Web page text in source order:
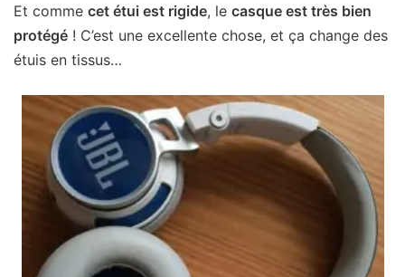
Et comme cet étui est rigide, le casque est très bien
protégé ! C’est une excellente chose, et ça change des
étuis en tissus…